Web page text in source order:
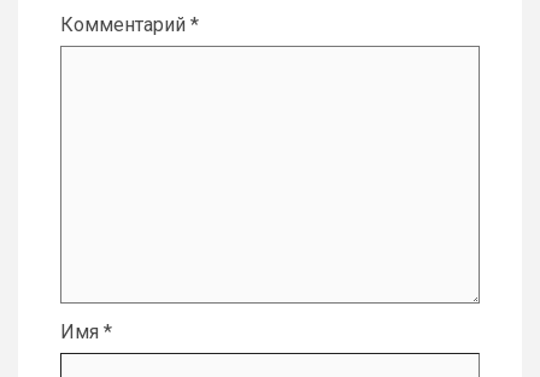
Комментарий *
Имя *